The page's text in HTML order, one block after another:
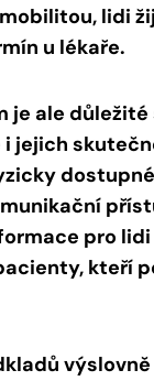
lidi
u lékaře.
je ale
jejich
pro
kteří